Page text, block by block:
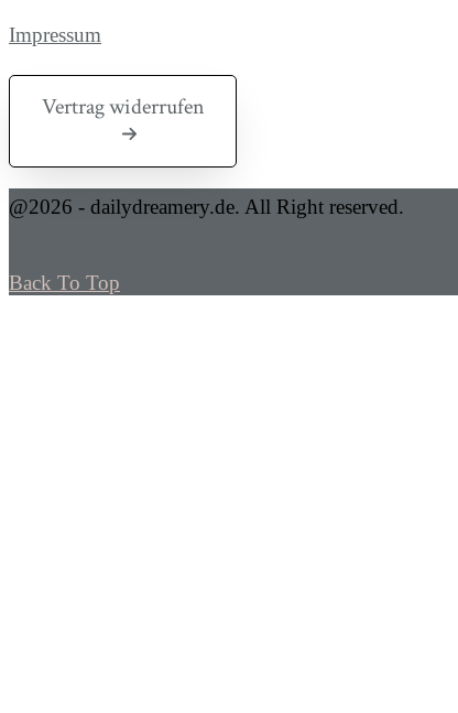
Impressum
Vertrag widerrufen
@2026 - dailydreamery.de. All Right reserved.
Back To Top